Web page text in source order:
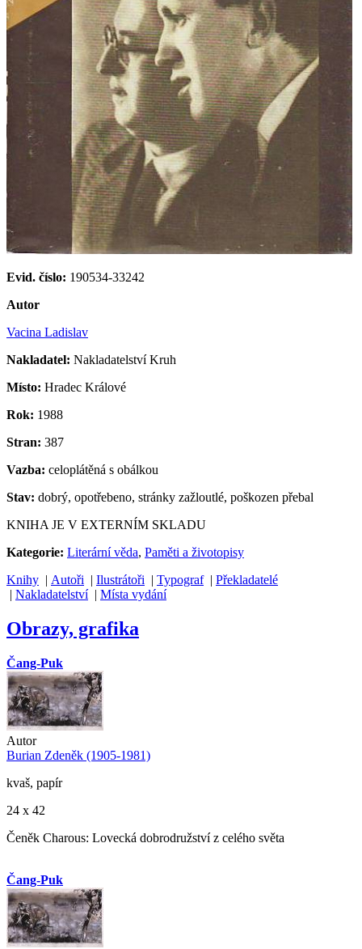
Evid. číslo: 190534-33242
Autor
Vacina Ladislav
Nakladatel: Nakladatelství Kruh
Místo: Hradec Králové
Rok: 1988
Stran: 387
Vazba: celoplátěná s obálkou
Stav: dobrý, opotřebeno, stránky zažloutlé, poškozen přebal
KNIHA JE V EXTERNÍM SKLADU
Kategorie: Literární věda, Paměti a životopisy
Knihy | Autoři | Ilustrátoři | Typograf| Překladatelé
| Nakladatelství| Místa vydání
Obrazy, grafika
Čang-Puk
Autor
Burian Zdeněk (1905-1981)
kvaš, papír
24 x 42
Čeněk Charous: Lovecká dobrodružství z celého světa
Čang-Puk